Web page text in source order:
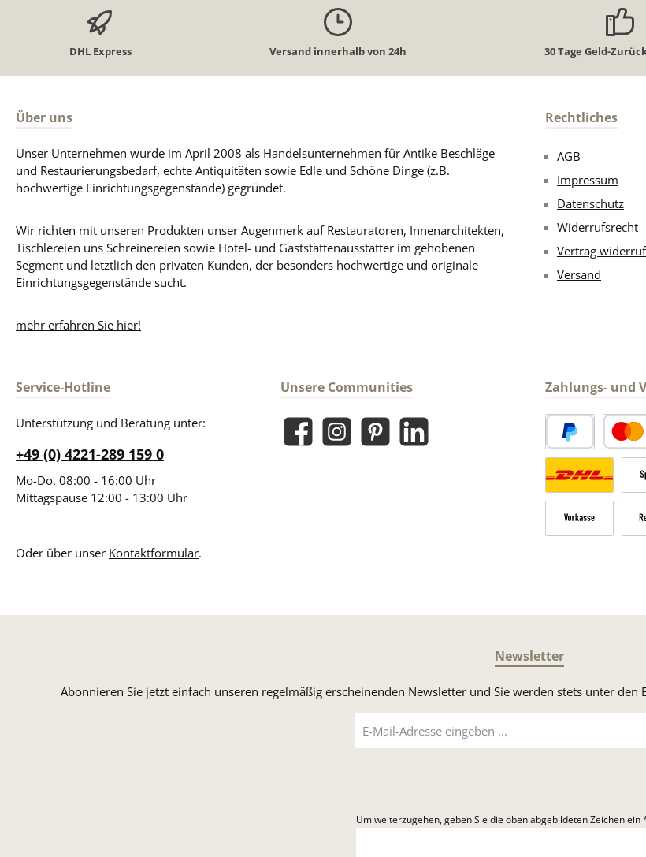
DHL Express Versand innerhalb von 24h 30 Tage Geld-
Über uns
Unser Unternehmen wurde im April 2008 als Handelsunternehmen für Antike Beschläge
und Restaurierungsbedarf, echte Antiquitäten sowie Edle und Schöne Dinge (z.B.
hochwertige Einrichtungsgegenstände) gegründet.
Wir richten mit unseren Produkten unser Augenmerk auf Restauratoren, Innenarchitekten,
Tischlereien uns Schreinereien sowie Hotel- und Gaststättenausstatter im gehobenen
Segment und letztlich den privaten Kunden, der besonders hochwertige und originale
Einrichtungsgegenstände sucht.
mehr erfahren Sie hier!
Rechtliches
AGB
Impressum
Datenschutz
Widerrufsrecht
Vertrag
Versand
Service-Hotline
Unterstützung und Beratung unter:
+49 (0) 4221-289 159 0
Mo-Do. 08:00 - 16:00 Uhr
Mittagspause 12:00 - 13:00 Uhr
Oder über unser Kontaktformular.
Unsere Communities
FacebookInstagramPinterestLinkedIn
Zahlungs- und
PayPal Kredit-
Versandkosten
Newsletter
Abonnieren Sie jetzt einfach unseren regelmäßig erscheinenden Newsletter und Sie werden stets unter
Mail-
Adresse
Um weiterzugehen, geben Sie die oben abgebildeten Zeichen ein